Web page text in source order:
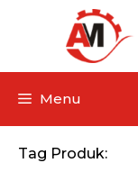
Menu
Tag Produk: